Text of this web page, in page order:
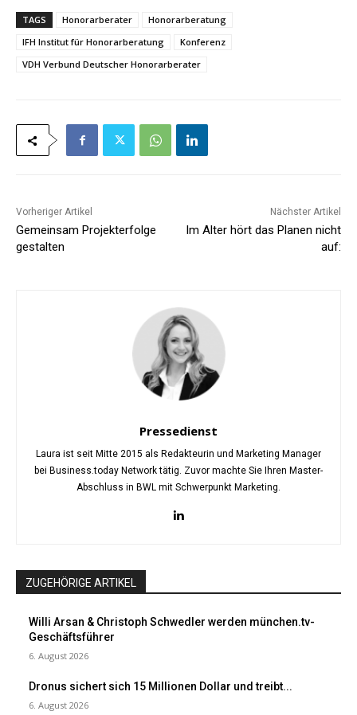
TAGS Honorarberater
Honorarberatung
IFH Institut für Honorarberatung
Konferenz
VDH Verbund Deutscher Honorarberater
Vorheriger Artikel
Gemeinsam Projekterfolge
gestalten
Nächster Artikel
Im Alter hört das Planen nicht
auf:
Pressedienst
Laura ist seit Mitte 2015 als Redakteurin und Marketing Manager
bei Business.today Network tätig. Zuvor machte Sie Ihren Master-
Abschluss in BWL mit Schwerpunkt Marketing.
ZUGEHÖRIGE ARTIKEL
Willi Arsan & Christoph Schwedler werden münchen.tv-
Geschäftsführer
6. August 2026
Dronus sichert sich 15 Millionen Dollar und treibt...
6. August 2026